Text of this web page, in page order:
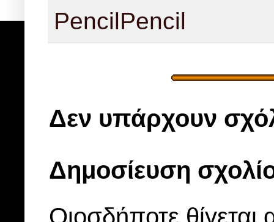
PencilPencil
Δεν υπάρχουν
Δημοσίευση
Οιοσδήποτε